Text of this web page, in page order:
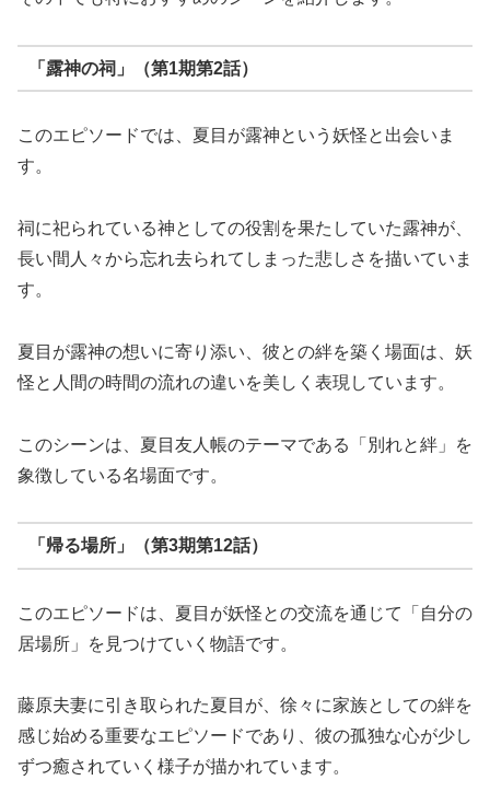
「露神の祠」（第1期第2話）
このエピソードでは、夏目が露神という妖怪と出会いま
す。
祠に祀られている神としての役割を果たしていた露神が、
長い間人々から忘れ去られてしまった悲しさを描いていま
す。
夏目が露神の想いに寄り添い、彼との絆を築く場面は、妖
怪と人間の時間の流れの違いを美しく表現しています。
このシーンは、夏目友人帳のテーマである「別れと絆」を
象徴している名場面です。
「帰る場所」（第3期第12話）
このエピソードは、夏目が妖怪との交流を通じて「自分の
居場所」を見つけていく物語です。
藤原夫妻に引き取られた夏目が、徐々に家族としての絆を
感じ始める重要なエピソードであり、彼の孤独な心が少し
ずつ癒されていく様子が描かれています。